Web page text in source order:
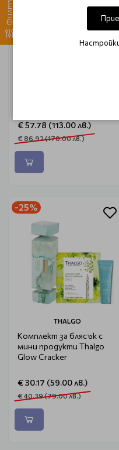
Филтър
€ 57.78 (113.00 лв.)
€ 86.92 (170.00 лв.)
-25%
THALGO
Комплект за блясък с
мини продукти Thalgo
Glow Cracker
€ 30.17 (59.00 лв.)
€ 40.39 (79.00 лв.)